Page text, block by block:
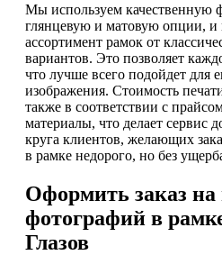
Мы используем качественную
глянцевую и матовую опции, и
ассортимент рамок от
вариантов. Это позволяет
что лучше всего подойдет для
изображения. Стоимость
также в соответствии с
материалы, что делает сервис
круга клиентов, желающих
в рамке недорого, но без
Оформить заказ на
фотографий в
Глазов